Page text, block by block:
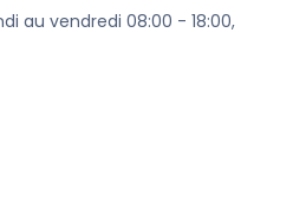
au vendredi 08:00 - 18:00,